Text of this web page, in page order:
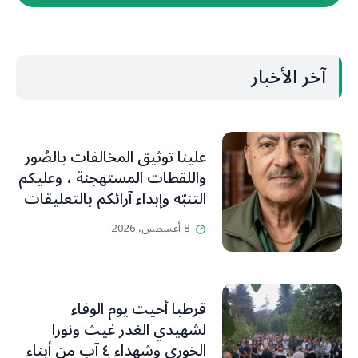
آخر الأخبار
علينا توثيق المخالفات بالصُور
واللقطات المستهجنة ، وعليكم
التنبّه وإبداء آرائكم بالتعليقات
(جورج صبّاغ)
8 أغسطس، 2026
قرطبا أحيت يوم الوفاء
لشهيدي الغدر غيث ونورا
الخوري وشهداء ٤ آب من أبناء